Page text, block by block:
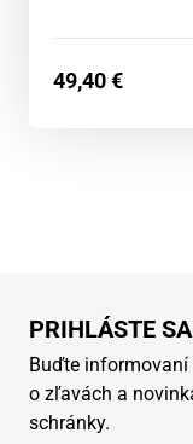
49,40€
PRIHLÁSTE
Buďte
o zľavách a
schránky.